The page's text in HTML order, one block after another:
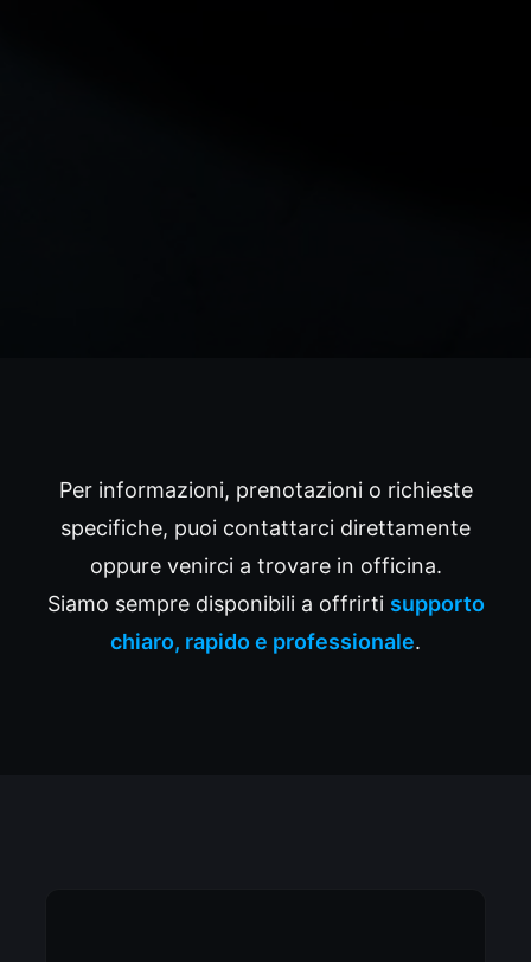
Per informazioni, prenotazioni o richieste
specifiche, puoi contattarci direttamente
oppure venirci a trovare in officina.
Siamo sempre disponibili a offrirti supporto
chiaro, rapido e professionale.